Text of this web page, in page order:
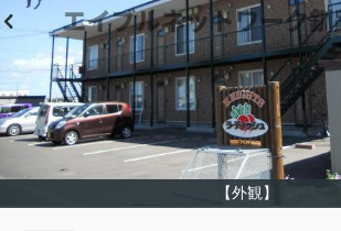
【外観】